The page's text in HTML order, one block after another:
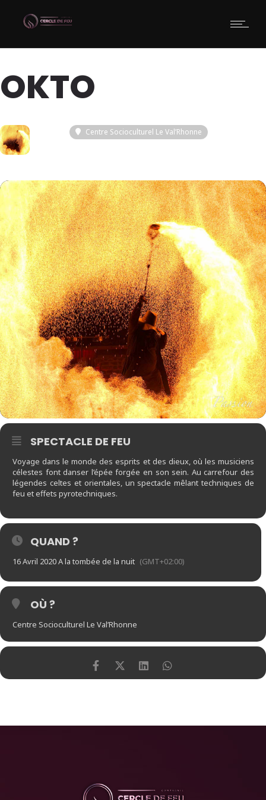
OKTO
Centre Socioculturel Le Val’Rhonne
SPECTACLE DE FEU
Voyage dans le monde des esprits et des dieux, où les musiciens
célestes font danser l’épée forgée en son sein. Au carrefour des
légendes celtes et orientales, un spectacle mêlant techniques de
feu et effets pyrotechniques.
QUAND ?
16 Avril 2020 A la tombée de la nuit (GMT+02:00)
OÙ ?
Centre Socioculturel Le Val’Rhonne